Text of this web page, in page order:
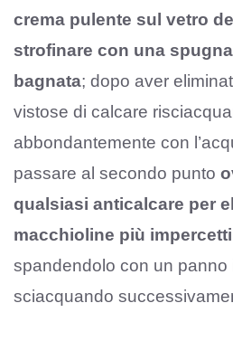
crema pulente sul vetro
strofinare con una
bagnata; dopo aver
vistose di calcare
abbondantemente con
passare al secondo punto
qualsiasi anticalcare per
macchioline più
spandendolo con un panno
sciacquando